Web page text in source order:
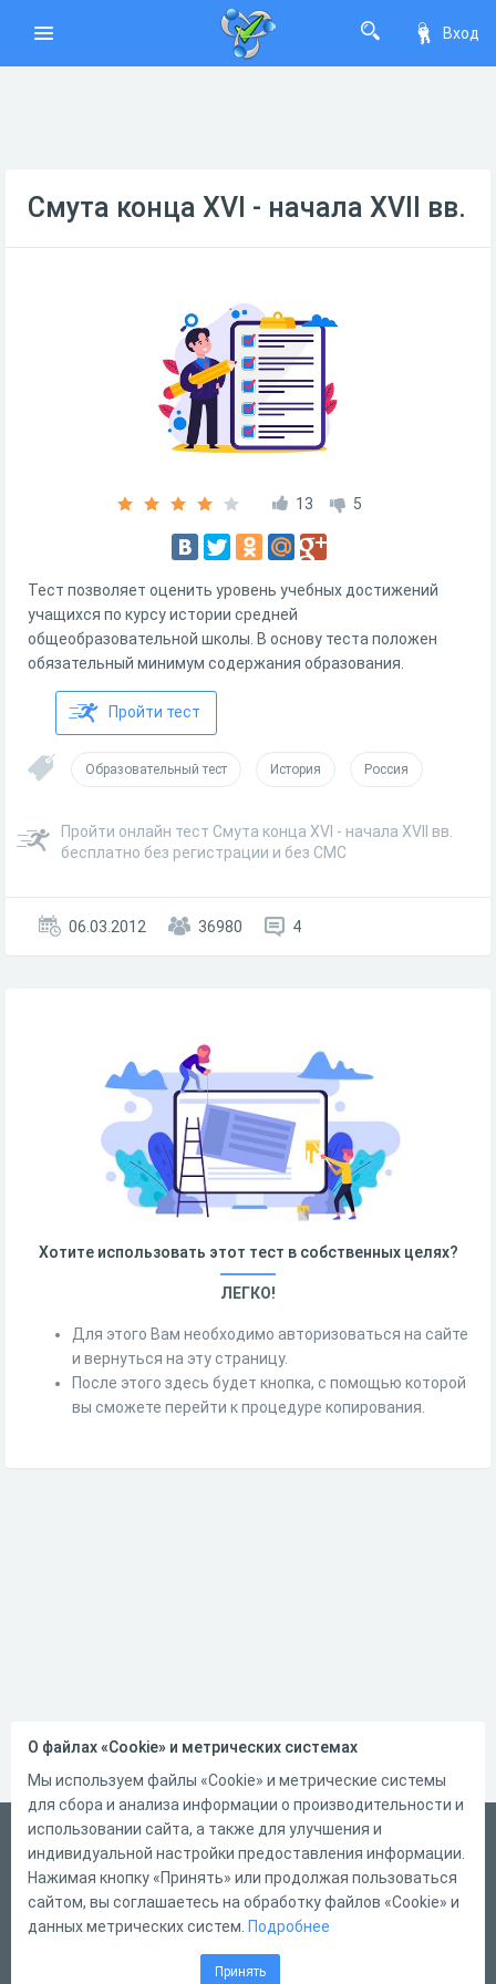
Вход
Смута конца XVI - начала XVII вв.
13 5
Тест позволяет оценить уровень учебных достижений
учащихся по курсу истории средней
общеобразовательной школы. В основу теста положен
обязательный минимум содержания образования.
Пройти тест
Образовательный тест История Россия
Пройти онлайн тест Смута конца XVI - начала XVII вв.
бесплатно без регистрации и без СМС
06.03.2012 36980 4
Хотите использовать этот тест в собственных целях?
ЛЕГКО!
Для этого Вам необходимо авторизоваться на сайте
и вернуться на эту страницу.
После этого здесь будет кнопка, с помощью которой
вы сможете перейти к процедуре копирования.
Русский
Справка
Форма обратной связи
О файлах «Cookie» и метрических системах
Мы используем файлы «Cookie» и метрические системы
для сбора и анализа информации о производительности и
использовании сайта, а также для улучшения и
индивидуальной настройки предоставления информации.
Нажимая кнопку «Принять» или продолжая пользоваться
сайтом, вы соглашаетесь на обработку файлов «Cookie» и
данных метрических систем. Подробнее
Принять